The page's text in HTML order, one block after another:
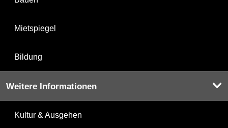
Mietspiegel
Bildung
Weitere Informationen
Kultur & Ausgehen